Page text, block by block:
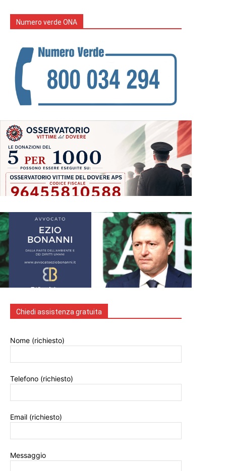
Numero verde ONA
Chiedi assistenza gratuita
Nome (richiesto)
Telefono (richiesto)
Email (richiesto)
Messaggio